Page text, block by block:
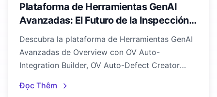
Plataforma de Herramientas GenAI
Avanzadas: El Futuro de la Inspección
Visual | Overview AI
Descubra la plataforma de Herramientas GenAI
Avanzadas de Overview con OV Auto-
Integration Builder, OV Auto-Defect Creator
calidad.
Đọc Thêm